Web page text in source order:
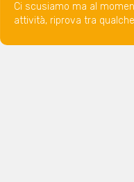
Ci scusiamo ma al
attività, riprova tra